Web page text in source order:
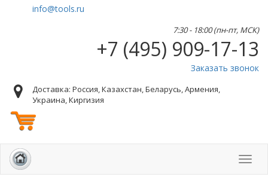
info@tools.ru
7:30 - 18:00 (пн-пт, МСК)
+7 (495) 909-17-13
Заказать звонок
Доставка: Россия, Казахстан, Беларусь, Армения,
Украина, Киргизия